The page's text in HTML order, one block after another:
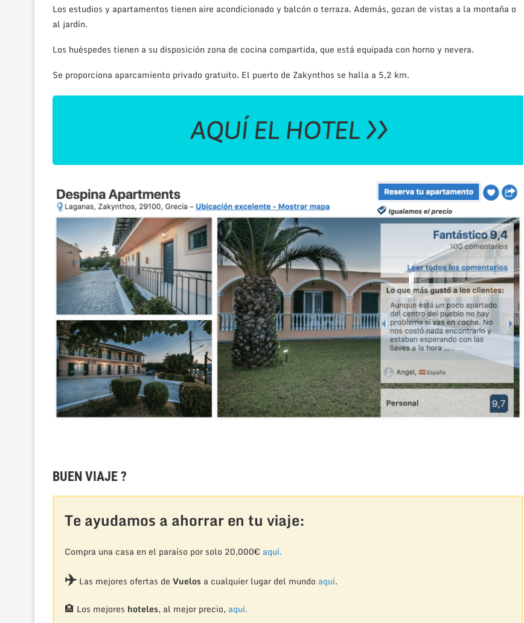
Los estudios y apartamentos tienen aire acondicionado y balcón o terraza. Además, gozan de vistas a la montaña o
al jardín.
Los huéspedes tienen a su disposición zona de cocina compartida, que está equipada con horno y nevera.
Se proporciona aparcamiento privado gratuito. El puerto de Zakynthos se halla a 5,2 km.
BUEN VIAJE ?
Te ayudamos a ahorrar en tu viaje:
Compra una casa en el paraíso por solo 20,000€ aquí.
✈️Las mejores ofertas de Vuelosa cualquier lugar del mundo aquí.
🏨 Los mejores hoteles, al mejor precio, aquí.